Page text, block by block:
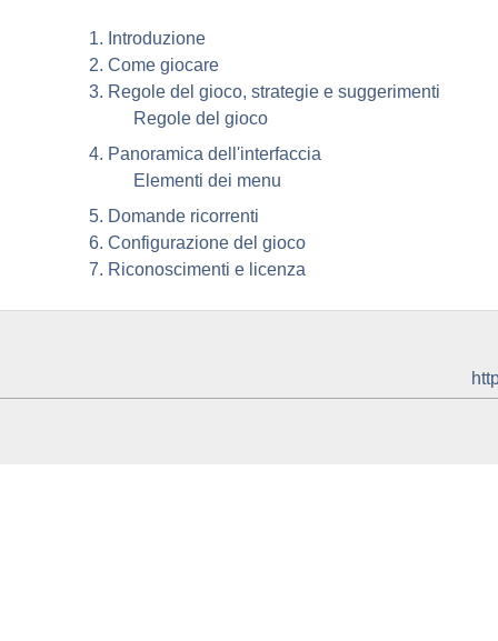
1. Introduzione
2. Come giocare
3. Regole del gioco, strategie e suggerimenti
Regole del gioco
4. Panoramica dell'interfaccia
Elementi dei menu
5. Domande ricorrenti
6. Configurazione del gioco
7. Riconoscimenti e licenza